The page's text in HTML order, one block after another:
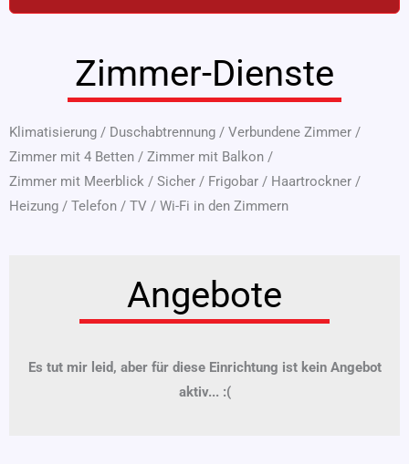
Zimmer-Dienste
Klimatisierung / Duschabtrennung / Verbundene Zimmer /
Zimmer mit 4 Betten / Zimmer mit Balkon /
Zimmer mit Meerblick / Sicher / Frigobar / Haartrockner /
Heizung / Telefon / TV / Wi-Fi in den Zimmern
Angebote
Es tut mir leid, aber für diese Einrichtung ist kein Angebot
aktiv... :(